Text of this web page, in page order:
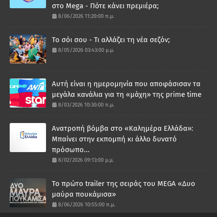
στο Mega - Πότε κάνει πρεμιέρα;
8/06/2026 11:20:00 π.μ.
Το σόι σου - Τι αλλάζει τη νέα σεζόν;
8/05/2026 03:43:00 μ.μ.
Αυτή είναι η ημερομηνία που αποφάσισαν τα
μεγάλα κανάλια για τη «μάχη» της prime time
8/03/2026 10:30:00 π.μ.
Ανατροπή βόμβα στο «Καλημέρα Ελλάδα»:
Μπαίνει στην εκπομπή κι άλλο δυνατό
πρόσωπο...
8/02/2026 09:13:00 μ.μ.
Το πρώτο trailer της σειράς του MEGA «Δυο
μαύρα πουκάμισα»
8/06/2026 10:55:00 π.μ.